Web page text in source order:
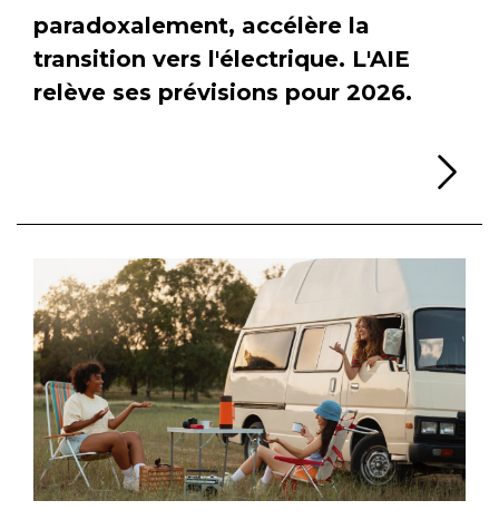
paradoxalement, accélère la
transition vers l'électrique. L'AIE
relève ses prévisions pour 2026.